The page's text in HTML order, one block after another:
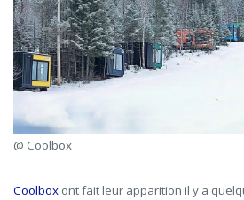
@ Coolbox
Coolbox ont fait leur apparition il y a